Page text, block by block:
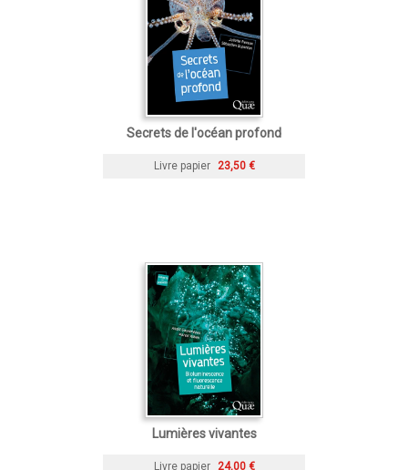
Secrets de l'océan profond
Livre papier 23,50 €
Lumières vivantes
Livre papier 24,00 €